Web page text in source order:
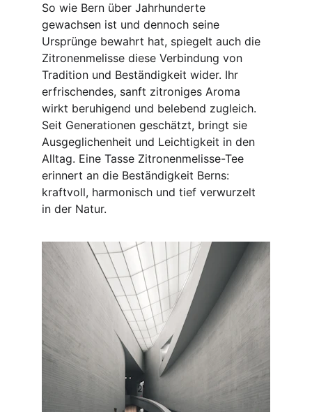
So wie Bern über Jahrhunderte
gewachsen ist und dennoch seine
Ursprünge bewahrt hat, spiegelt auch die
Zitronenmelisse diese Verbindung von
Tradition und Beständigkeit wider. Ihr
erfrischendes, sanft zitroniges Aroma
wirkt beruhigend und belebend zugleich.
Seit Generationen geschätzt, bringt sie
Ausgeglichenheit und Leichtigkeit in den
Alltag. Eine Tasse Zitronenmelisse-Tee
erinnert an die Beständigkeit Berns:
kraftvoll, harmonisch und tief verwurzelt
in der Natur.